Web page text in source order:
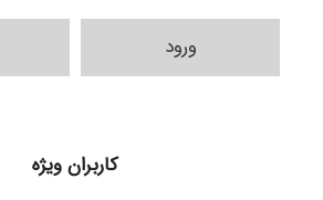
ورود
کاربران ویژه